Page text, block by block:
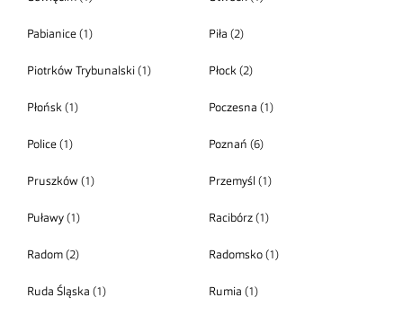
Pabianice (1) Piła (2)
Piotrków Trybunalski (1) Płock(2)
Płońsk (1) Poczesna (1)
Police (1) Poznań (6)
Pruszków (1) Przemyśl (1)
Puławy (1) Racibórz(1)
Radom (2) Radomsko(1)
Ruda Śląska (1) Rumia (1)